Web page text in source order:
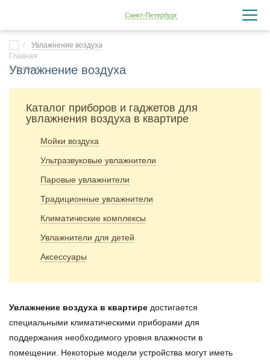
Санкт-Петербург
Увлажнение воздуха
Увлажнение воздуха
Каталог приборов и гаджетов для
увлажнения воздуха в квартире
Мойки воздуха
Ультразвуковые увлажнители
Паровые увлажнители
Традиционные увлажнители
Климатические комплексы
Увлажнители для детей
Аксессуары
Увлажнение воздуха в квартире достигается
специальными климатическими приборами для
поддержания необходимого уровня влажности в
помещении. Некоторые модели устройства могут иметь